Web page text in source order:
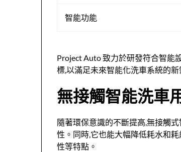
智能功能
Project Auto 致力於研發符合智能
標,以滿足未來智能化洗車系統的新
無接觸智能洗車
隨著環保意識的不斷提高,無接觸
性。同時,它也能大幅降低耗水和
性等特點。